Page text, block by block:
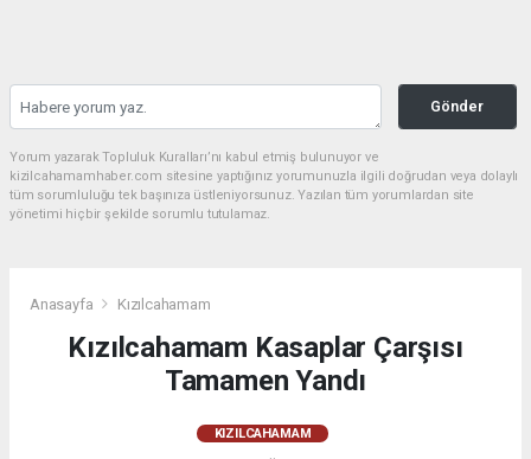
Gönder
Yorum yazarak Topluluk Kuralları’nı kabul etmiş bulunuyor ve
kizilcahamamhaber.com sitesine yaptığınız yorumunuzla ilgili doğrudan veya dolaylı
tüm sorumluluğu tek başınıza üstleniyorsunuz. Yazılan tüm yorumlardan site
yönetimi hiçbir şekilde sorumlu tutulamaz.
Anasayfa Kızılcahamam
Kızılcahamam Kasaplar Çarşısı
Tamamen Yandı
KIZILCAHAMAM